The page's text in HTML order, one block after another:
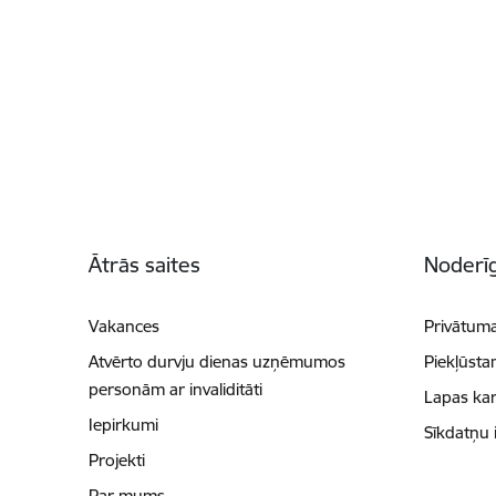
Ātrās saites
Vakances
Atvērto durvju dienas uzņēmumos
personām ar invaliditāti
Iepirkumi
Projekti
Lapas
Sīkdatņu